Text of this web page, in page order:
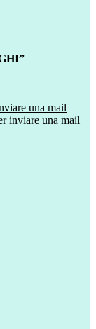
una mail
inviare una mail